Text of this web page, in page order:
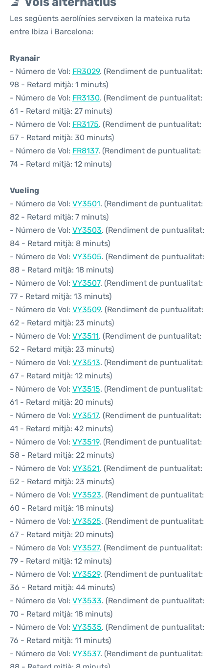
Les següents aerolínies serveixen la mateixa ruta
entre Ibiza i Barcelona:
Ryanair
- Número de Vol: FR3029. (Rendiment de puntualitat:
98 - Retard mitjà: 1 minuts)
- Número de Vol: FR3130. (Rendiment de puntualitat:
61 - Retard mitjà: 27 minuts)
- Número de Vol: FR3175. (Rendiment de puntualitat:
57 - Retard mitjà: 30 minuts)
- Número de Vol: FR8137. (Rendiment de puntualitat:
74 - Retard mitjà: 12 minuts)
Vueling
- Número de Vol: VY3501. (Rendiment de puntualitat:
82 - Retard mitjà: 7 minuts)
- Número de Vol: VY3503. (Rendiment de puntualitat:
84 - Retard mitjà: 8 minuts)
- Número de Vol: VY3505. (Rendiment de puntualitat:
88 - Retard mitjà: 18 minuts)
- Número de Vol: VY3507. (Rendiment de puntualitat:
77 - Retard mitjà: 13 minuts)
- Número de Vol: VY3509. (Rendiment de puntualitat:
62 - Retard mitjà: 23 minuts)
- Número de Vol: VY3511. (Rendiment de puntualitat:
52 - Retard mitjà: 23 minuts)
- Número de Vol: VY3513. (Rendiment de puntualitat:
67 - Retard mitjà: 12 minuts)
- Número de Vol: VY3515. (Rendiment de puntualitat:
61 - Retard mitjà: 20 minuts)
- Número de Vol: VY3517. (Rendiment de puntualitat:
41 - Retard mitjà: 42 minuts)
- Número de Vol: VY3519. (Rendiment de puntualitat:
58 - Retard mitjà: 22 minuts)
- Número de Vol: VY3521. (Rendiment de puntualitat:
52 - Retard mitjà: 23 minuts)
- Número de Vol: VY3523. (Rendiment de puntualitat:
60 - Retard mitjà: 18 minuts)
- Número de Vol: VY3525. (Rendiment de puntualitat:
67 - Retard mitjà: 20 minuts)
- Número de Vol: VY3527. (Rendiment de puntualitat:
79 - Retard mitjà: 12 minuts)
- Número de Vol: VY3529. (Rendiment de puntualitat:
36 - Retard mitjà: 44 minuts)
- Número de Vol: VY3533. (Rendiment de puntualitat:
70 - Retard mitjà: 18 minuts)
- Número de Vol: VY3535. (Rendiment de puntualitat:
76 - Retard mitjà: 11 minuts)
- Número de Vol: VY3537. (Rendiment de puntualitat: